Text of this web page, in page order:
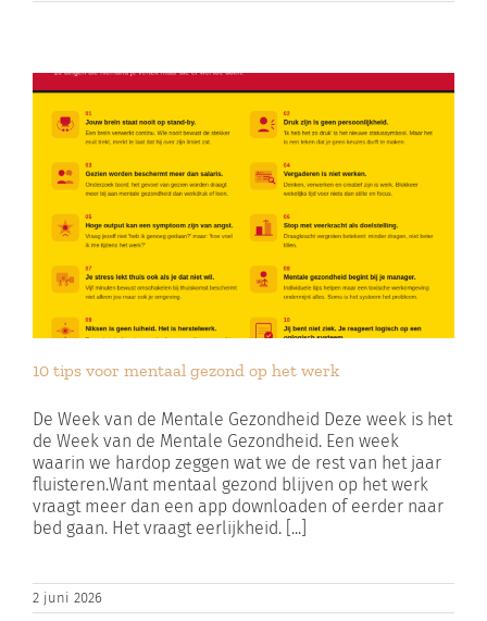
10 tips voor mentaal gezond op het werk
De Week van de Mentale Gezondheid Deze week is het
de Week van de Mentale Gezondheid. Een week
waarin we hardop zeggen wat we de rest van het jaar
fluisteren.Want mentaal gezond blijven op het werk
vraagt meer dan een app downloaden of eerder naar
bed gaan. Het vraagt eerlijkheid. [...]
2 juni 2026